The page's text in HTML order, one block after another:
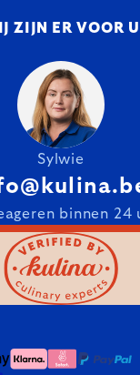
ZIJN ER VOOR U
Sylwie
binnen 24